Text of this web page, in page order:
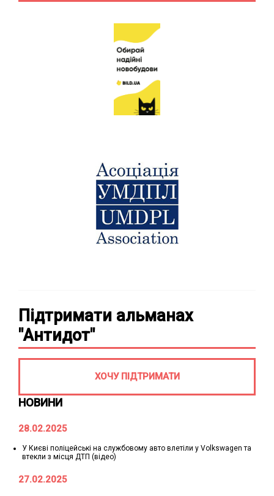
НОВИНИ
28.02.2025
У Києві поліцейські на службовому авто влетіли у Volkswagen та
втекли з місця ДТП (відео)
27.02.2025
Підтримати альманах
"Антидот"
ХОЧУ ПІДТРИМАТИ